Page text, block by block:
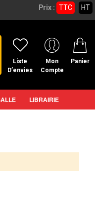
Prix : TTC HT
Liste
D’envies
Mon
Compte
Panier
LIBRAIRIE